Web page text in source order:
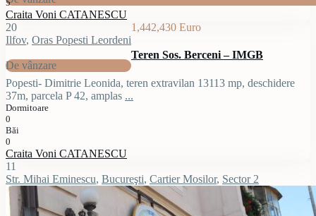
5
Craita Voni CATANESCU
20
Ilfov, Oras Popesti Leordeni
De vânzare
1,442,430 Euro
Teren Sos. Berceni – IMGB
Popesti- Dimitrie Leonida, teren extravilan 13113 mp, deschidere
37m, parcela P 42, amplas ...
Dormitoare
0
Băi
0
Craita Voni CATANESCU
11
Str. Mihai Eminescu, Bucureşti, Cartier Mosilor, Sector 2